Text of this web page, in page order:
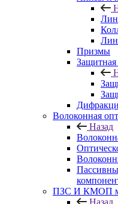
Призмы
Защитная
Волоконная
Назад
ПЗС И КМОП
Назад